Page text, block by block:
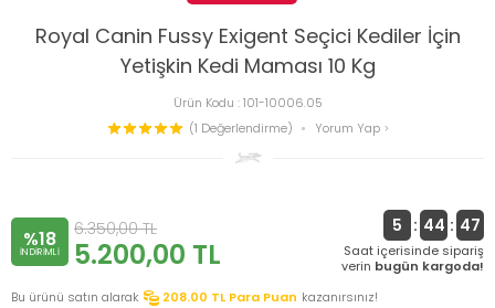
Royal Canin Fussy Exigent Seçici Kediler İçin
Yetişkin Kedi Maması 10 Kg
Ürün Kodu :101-10006.05
(1 Değerlendirme)
Yorum Yap
%18
INDIRIMLI
6.350,00TL
5.200,00 TL
5 : 44 : 46
Saat içerisinde sipariş
verin bugün kargoda!
Bu ürünü satın alarak
208.00 TL Para Puan kazanırsınız!